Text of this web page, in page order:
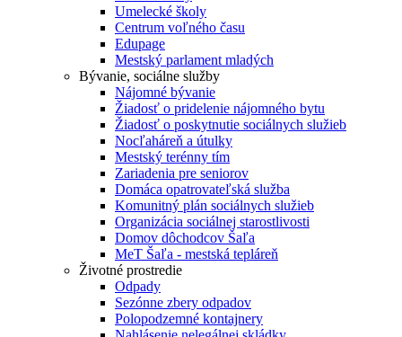
Umelecké školy
Centrum voľného času
Edupage
Mestský parlament mladých
Bývanie, sociálne služby
Nájomné bývanie
Žiadosť o pridelenie nájomného bytu
Žiadosť o poskytnutie sociálnych služieb
Nocľaháreň a útulky
Mestský terénny tím
Zariadenia pre seniorov
Domáca opatrovateľská služba
Komunitný plán sociálnych služieb
Organizácia sociálnej starostlivosti
Domov dôchodcov Šaľa
MeT Šaľa - mestská tepláreň
Životné prostredie
Odpady
Sezónne zbery odpadov
Polopodzemné kontajnery